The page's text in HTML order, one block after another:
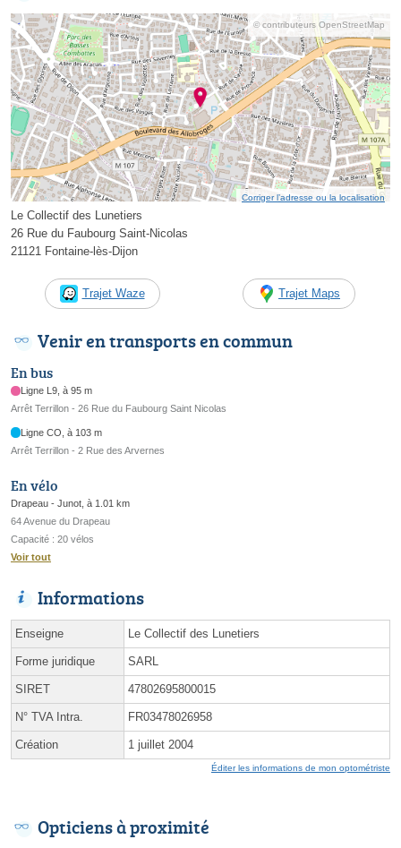
© contributeurs OpenStreetMap
Corriger l’adresse ou la localisation
Le Collectif des Lunetiers
26 Rue du Faubourg Saint-Nicolas
21121 Fontaine-lès-Dijon
Trajet Waze Trajet Maps
Venir en transports en commun
En bus
Ligne L9, à 95 m
Arrêt Terrillon - 26 Rue du Faubourg Saint Nicolas
Ligne CO, à 103 m
Arrêt Terrillon - 2 Rue des Arvernes
En vélo
Drapeau - Junot, à 1.01 km
64 Avenue du Drapeau
Capacité : 20 vélos
Voir tout
Informations
Enseigne Le Collectif des Lunetiers
Forme juridique SARL
SIRET 47802695800015
N° TVA Intra. FR03478026958
Création 1 juillet 2004
Éditer les informations de mon optométriste
Opticiens à proximité